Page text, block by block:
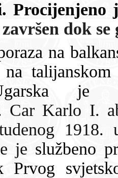
Rat
na
talijanskom
je prestala
Car Karlo I.
je službeno
završetak Prvog